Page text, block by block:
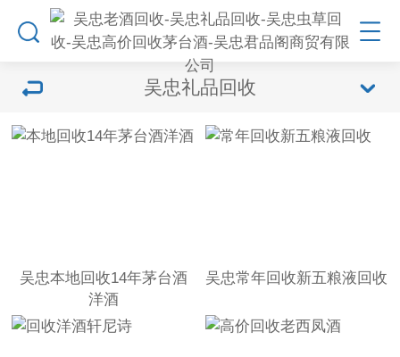
吴忠礼品回收
吴忠本地回收14年茅台酒
洋酒
吴忠常年回收新五粮液回收